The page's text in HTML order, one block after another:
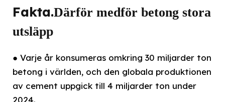
Fakta.Därför medför betong stora
utsläpp
● Varje år konsumeras omkring 30 miljarder ton
betong i världen, och den globala produktionen
av cement uppgick till 4 miljarder ton under
2024.